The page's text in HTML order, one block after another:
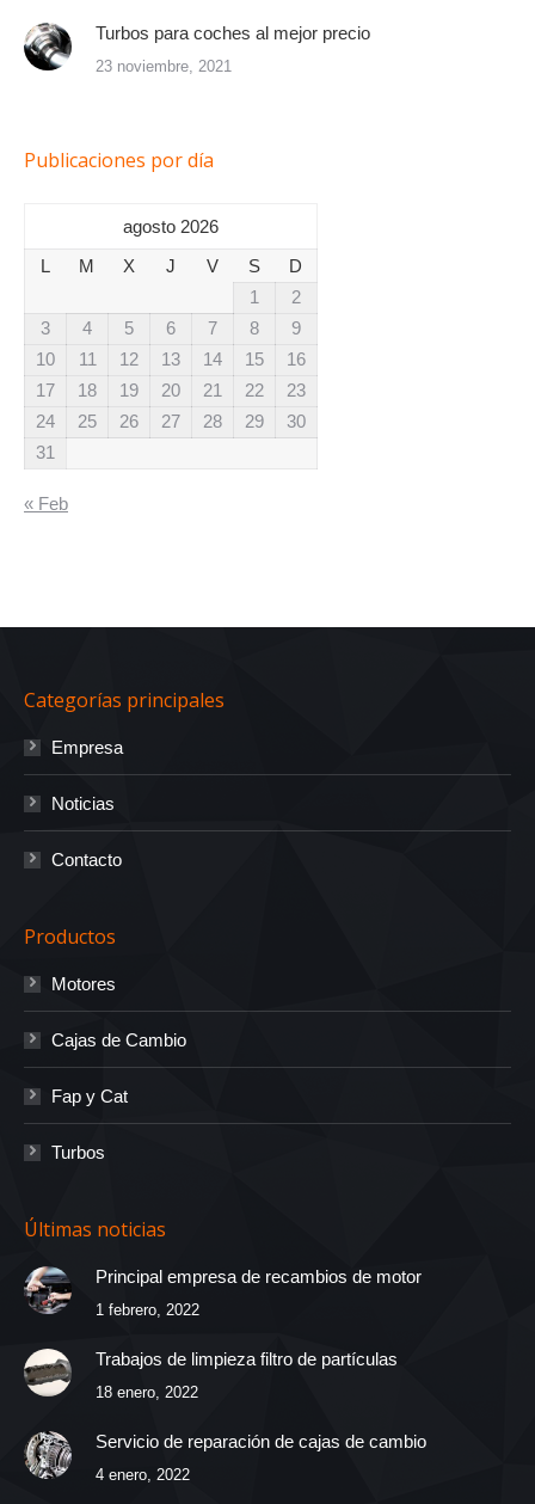
Turbos para coches al mejor precio
23 noviembre, 2021
Publicaciones por día
agosto 2026
L
M X J V S
D
1
2
3
4 5 6 7 8
9
10
11 12 13 14 15
16
17
18 19 20 21 22
23
24
25 26 27 28 29
30
31
« Feb
Categorías principales
Empresa
Noticias
Contacto
Productos
Motores
Cajas de Cambio
Fap y Cat
Turbos
Últimas noticias
Principal empresa de recambios de motor
1 febrero, 2022
Trabajos de limpieza filtro de partículas
18 enero, 2022
Servicio de reparación de cajas de cambio
4 enero, 2022